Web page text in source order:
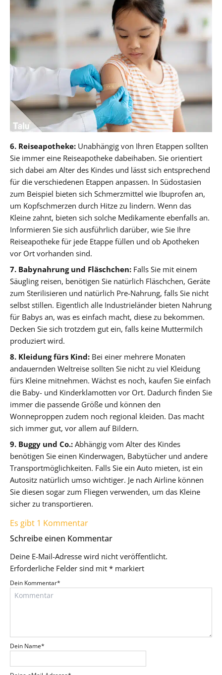
6. Reiseapotheke: Unabhängig von Ihren Etappen sollten
Sie immer eine Reiseapotheke dabeihaben. Sie orientiert
sich dabei am Alter des Kindes und lässt sich entsprechend
für die verschiedenen Etappen anpassen. In Südostasien
zum Beispiel bieten sich Schmerzmittel wie Ibuprofen an,
um Kopfschmerzen durch Hitze zu lindern. Wenn das
Kleine zahnt, bieten sich solche Medikamente ebenfalls an.
Informieren Sie sich ausführlich darüber, wie Sie Ihre
Reiseapotheke für jede Etappe füllen und ob Apotheken
vor Ort vorhanden sind.
7. Babynahrung und Fläschchen: Falls Sie mit einem
Säugling reisen, benötigen Sie natürlich Fläschchen, Geräte
zum Sterilisieren und natürlich Pre-Nahrung, falls Sie nicht
selbst stillen. Eigentlich alle Industrieländer bieten Nahrung
für Babys an, was es einfach macht, diese zu bekommen.
Decken Sie sich trotzdem gut ein, falls keine Muttermilch
produziert wird.
8. Kleidung fürs Kind: Bei einer mehrere Monaten
andauernden Weltreise sollten Sie nicht zu viel Kleidung
fürs Kleine mitnehmen. Wächst es noch, kaufen Sie einfach
die Baby- und Kinderklamotten vor Ort. Dadurch finden Sie
immer die passende Größe und können den
Wonneproppen zudem noch regional kleiden. Das macht
sich immer gut, vor allem auf Bildern.
9. Buggy und Co.: Abhängig vom Alter des Kindes
benötigen Sie einen Kinderwagen, Babytücher und andere
Transportmöglichkeiten. Falls Sie ein Auto mieten, ist ein
Autositz natürlich umso wichtiger. Je nach Airline können
Sie diesen sogar zum Fliegen verwenden, um das Kleine
sicher zu transportieren.
Es gibt 1 Kommentar
Schreibe einen Kommentar
Deine E-Mail-Adresse wird nicht veröffentlicht.
Erforderliche Felder sind mit * markiert
Dein Kommentar*
Dein Name*